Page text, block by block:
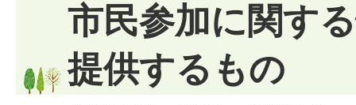
市民参加に関す
提供するもの